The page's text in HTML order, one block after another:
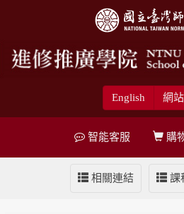
English 網
購
智能客服
課
相關連結